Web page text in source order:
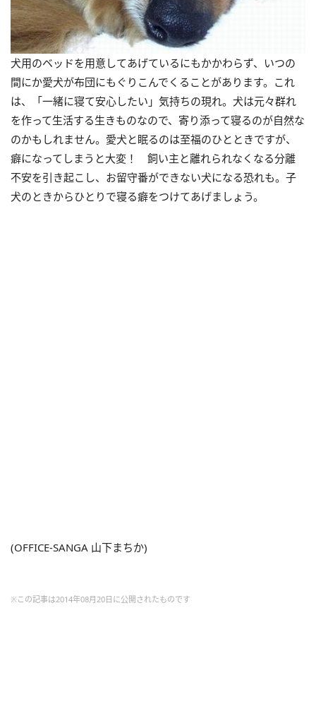
犬用のベッドを用意してあげているにもかかわらず、いつの
間にか愛犬が布団にもぐりこんでくることがあります。これ
は、「一緒に寝て安心したい」気持ちの現れ。犬は元々群れ
を作って生活する生きものなので、寄り添って寝るのが自然な
のかもしれません。愛犬と眠るのは至福のひとときですが、
癖になってしまうと大変！ 飼い主と離れられなくなる分離
不安を引き起こし、お留守番ができない犬になる恐れも。子
犬のときからひとりで寝る癖をつけてあげましょう。
(OFFICE-SANGA 山下まちか)
※この記事は2014年08月20日に公開されたものです